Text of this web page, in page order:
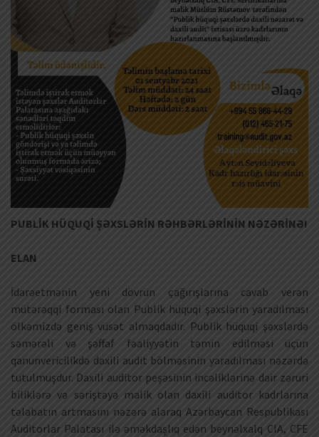
PUBLİK HÜQUQİ ŞƏXSLƏRİN RƏHBƏRLƏRİNİN NƏZƏRİNƏ!
ELAN
İdarəetmənin yeni dövrün çağırışlarına cavab verən
mütərəqqi forması olan Publik hüquqi şəxslərin yaradılması
ölkəmizdə geniş vüsət almaqdadır. Publik hüquqi şəxslərdə
səmərəli və şəffaf fəaliyyətin təmin edilməsi üçün
qanunvericilikdə daxili audit bölməsinin yaradılması nəzərdə
tutulmuşdur. Daxili auditor peşəsinin incəliklərinə dair zəruri
biliklərə və səriştəyə malik olan daxili auditor kadrlarına
təlabatın artmasını nəzərə alaraq Azərbaycan Respublikası
Auditorlar Palatası ilə əməkdaşlıq edən beynəlxalq CIA, CFE